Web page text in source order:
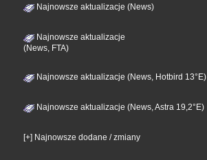
Najnowsze aktualizacje (News)
Najnowsze aktualizacje
(News, FTA)
Najnowsze aktualizacje (News, Hotbird 13°E)
Najnowsze aktualizacje (News, Astra 19,2°E)
[+] Najnowsze dodane / zmiany